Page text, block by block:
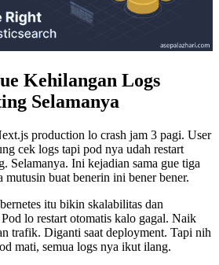
Kehilangan Logs
Selamanya
production lo crash jam 3 pagi. User
cek logs tapi pod nya udah restart
Selamanya. Ini kejadian sama gue tiga
buat benerin ini bener bener.
itu bikin skalabilitas dan
lo restart otomatis kalo gagal. Naik
trafik. Diganti saat deployment. Tapi nih
mati, semua logs nya ikut ilang.